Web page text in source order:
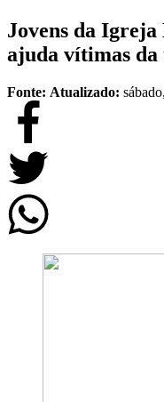
Jovens da
ajuda vítimas da
Fonte: Atualizado: